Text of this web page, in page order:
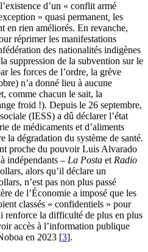
d’un « conflit armé
» quasi permanent, les
en rien améliorés. En revanche,
réprimer les manifestations
des nationalités indigènes
suppression de la subvention sur le
les forces de l’ordre, la grève
n’a donné lieu à aucune
comme chacun le sait, la
froid !). Depuis le 26 septembre,
(IESS) a dû déclarer l’état
de médicaments et d’aliments
la dégradation du système de santé.
proche du pouvoir Luis Alvarado
indépendants – La Posta etRadio
alors qu’il déclare un
n’est pas non plus passé
de l’Économie a imposé que les
classés « confidentiels » pour
renforce la difficulté de plus en plus
accès à l’information publique
en 2023 [3].